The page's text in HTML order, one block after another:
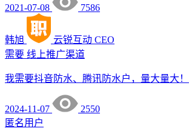
2021-07-08 7586
韩旭 云锐互动 CEO
需要 线上推广渠道
我需要抖音防水、腾讯防水户，量大量大！
2024-11-07
2550
匿名用户